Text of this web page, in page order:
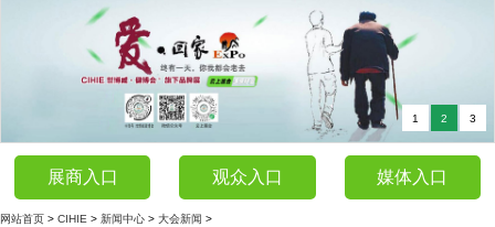
1 2 3
展商入口 观众入口 媒体入口
网站首页 > CIHIE > 新闻中心 > 大会新闻 >